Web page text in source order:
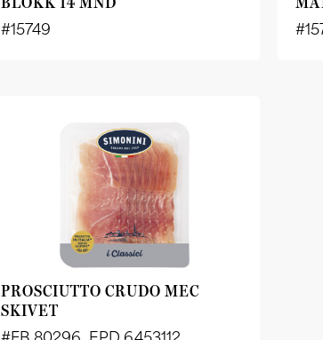
#15749
PROSCIUTTO CRUDO MEC
SKIVET